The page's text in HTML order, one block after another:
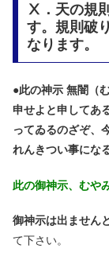
Ⅹ．天の規
す。規則破
なります。
●此の神示 無闇（
申せよと申してあ
ってゐるのざぞ、
れんきつい事にな
此の御神示、むや
御神示は出ません
て下さい。